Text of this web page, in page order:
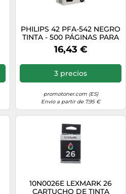
PHILIPS 42 PFA-542 NEGRO
TINTA - 500 PÁGINAS PARA
CRYSTAL 650
16,43 €
3 precios
promotoner.com (ES)
Envío a partir de 7,95 €
10N0026E LEXMARK 26
CARTUCHO DE TINTA